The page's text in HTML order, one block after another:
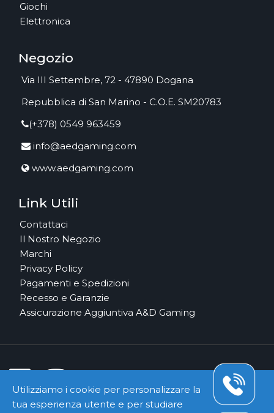
Giochi
Elettronica
Negozio
Via III Settembre, 72 - 47890 Dogana
Repubblica di San Marino - C.O.E. SM20783
(+378) 0549 963459
info@aedgaming.com
www.aedgaming.com
Link Utili
Contattaci
Il Nostro Negozio
Marchi
Privacy Policy
Pagamenti e Spedizioni
Recesso e Garanzie
Assicurazione Aggiuntiva A&D Gaming
Pagamenti e Corrieri Sicuri
Utilizziamo i cookie per personalizzare la
tua esperienza utente e per studiare